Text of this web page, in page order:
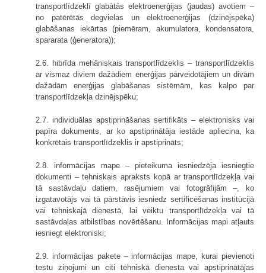
transportlīdzeklī glabātās elektroenerģijas (jaudas) avotiem –
no patērētās degvielas un elektroenerģijas (dzinējspēka)
glabāšanas iekārtas (piemēram, akumulatora, kondensatora,
spararata (ģeneratora));
2.6. hibrīda mehāniskais transportlīdzeklis – transportlīdzeklis
ar vismaz diviem dažādiem enerģijas pārveidotājiem un divām
dažādām enerģijas glabāšanas sistēmām, kas kalpo par
transportlīdzekļa dzinējspēku;
2.7. individuālas apstiprināšanas sertifikāts – elektronisks vai
papīra dokuments, ar ko apstiprinātāja iestāde apliecina, ka
konkrētais transportlīdzeklis ir apstiprināts;
2.8. informācijas mape – pieteikuma iesniedzēja iesniegtie
dokumenti – tehniskais apraksts kopā ar transportlīdzekļa vai
tā sastāvdaļu datiem, rasējumiem vai fotogrāfijām –, ko
izgatavotājs vai tā pārstāvis iesniedz sertificēšanas institūcijā
vai tehniskajā dienestā, lai veiktu transportlīdzekļa vai tā
sastāvdaļas atbilstības novērtēšanu. Informācijas mapi atļauts
iesniegt elektroniski;
2.9. informācijas pakete – informācijas mape, kurai pievienoti
testu ziņojumi un citi tehniskā dienesta vai apstiprinātājas